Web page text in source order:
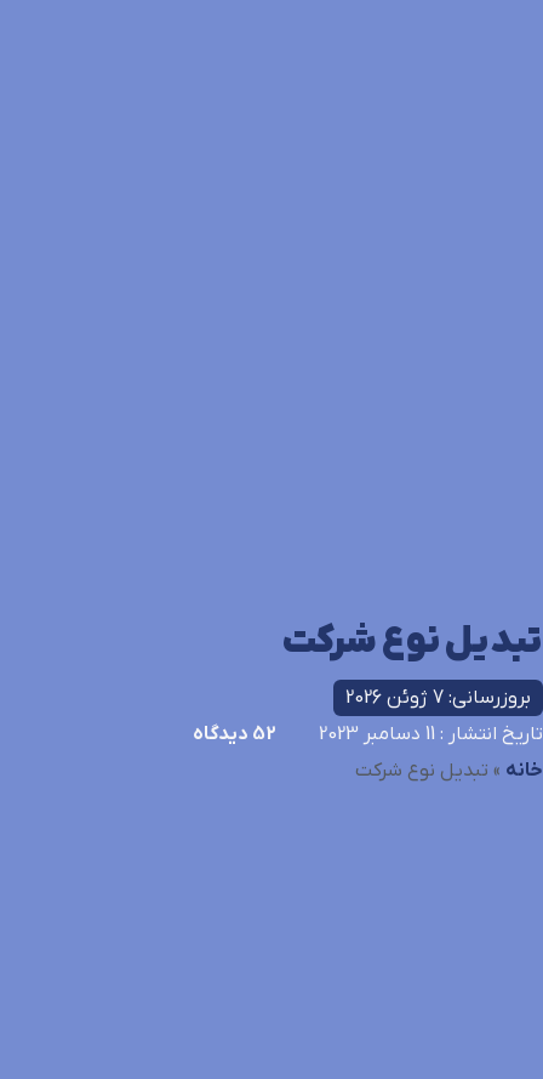
تبدیل نوع شرکت
بروزرسانی: 7 ژوئن 2026
تاریخ انتشار : 11 دسامبر 2023 52 دیدگاه
خانه » تبدیل نوع شرکت